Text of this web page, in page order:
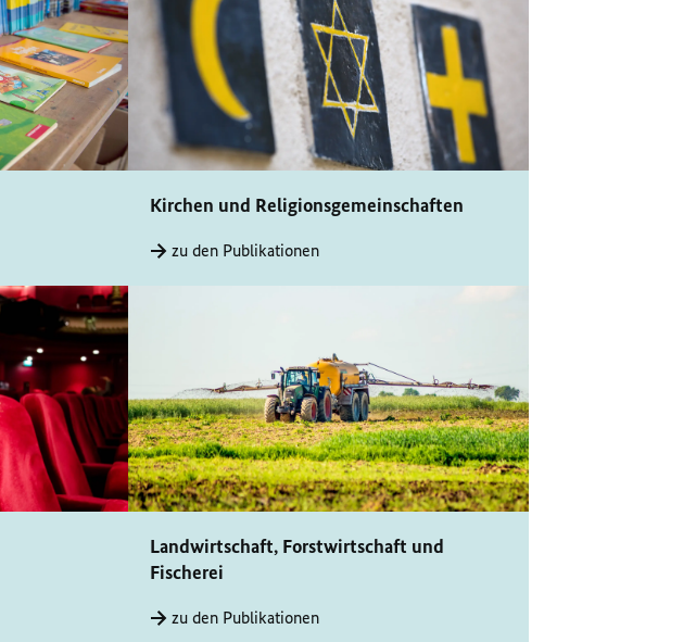
Kirchen und Religionsgemeinschaften
zu den Publikationen
Landwirtschaft, Forstwirtschaft und
Fischerei
zu den Publikationen